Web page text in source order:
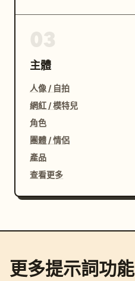
主體
人像 / 自拍
網紅 / 模特兒
角色
團體 / 情侶
產品
查看更多
更多提示詞功能